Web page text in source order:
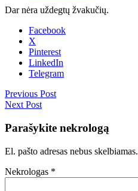
Dar nėra uždegtų žvakučių.
Facebook
X
Pinterest
LinkedIn
Telegram
Previous Post
Next Post
Parašykite nekrologą
El. pašto adresas nebus skelbiamas.
Nekrologas *